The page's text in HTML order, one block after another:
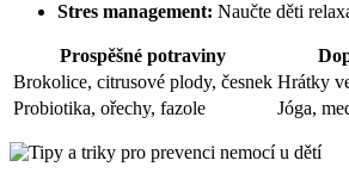
Stres management: Naučte děti
Prospěšné potraviny
Brokolice, citrusové plody, česnek Hrátky
Probiotika, ořechy, fazole
Jóga,